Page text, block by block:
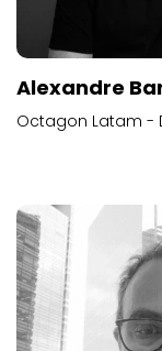
Alexandre
Octagon Latam -